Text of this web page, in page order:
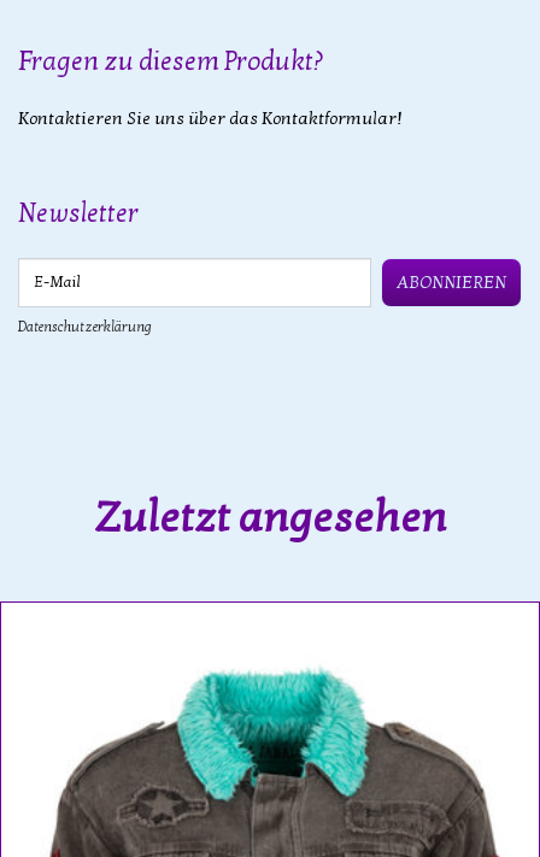
Fragen zu diesem Produkt?
Kontaktieren Sie uns über das Kontaktformular!
Newsletter
ABONNIEREN
Datenschutzerklärung
Zuletzt angesehen